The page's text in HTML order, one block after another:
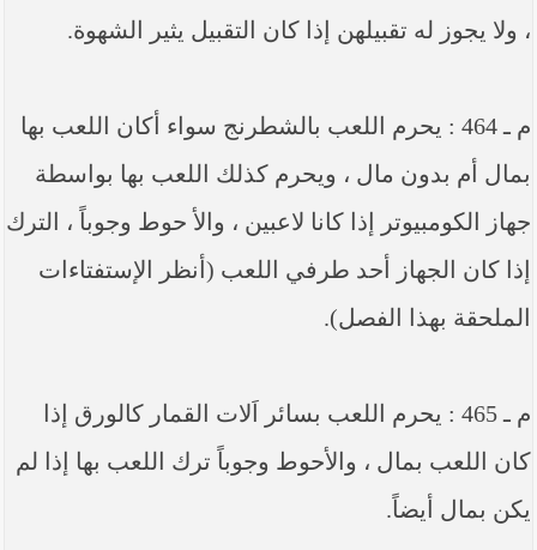
، ولا يجوز له تقبيلهن إذا كان التقبيل يثير الشهوة.
م ـ 464 : يحرم اللعب بالشطرنج سواء أكان اللعب بها
بمال أم بدون مال ، ويحرم كذلك اللعب بها بواسطة
جهاز الكومبيوتر إذا كانا لاعبين ، والأ حوط وجوباً ، الترك
إذا كان الجهاز أحد طرفي اللعب (أنظر الإستفتاءات
الملحقة بهذا الفصل).
م ـ 465 : يحرم اللعب بسائر اَلات القمار كالورق إذا
كان اللعب بمال ، والأحوط وجوباً ترك اللعب بها إذا لم
يكن بمال أيضاً.